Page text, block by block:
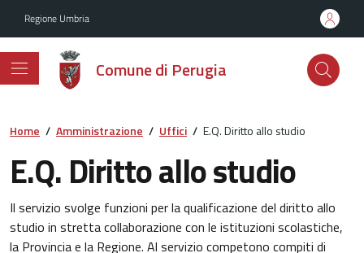
Regione Umbria
Comune di Perugia
Home / Amministrazione / Uffici / E.Q. Diritto allo studio
E.Q. Diritto allo studio
Il servizio svolge funzioni per la qualificazione del diritto allo
studio in stretta collaborazione con le istituzioni scolastiche,
la Provincia e la Regione. Al servizio competono compiti di